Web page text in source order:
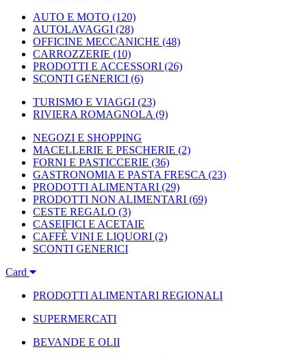
AUTO E MOTO (120)
AUTOLAVAGGI (28)
OFFICINE MECCANICHE (48)
CARROZZERIE (10)
PRODOTTI E ACCESSORI (26)
SCONTI GENERICI (6)
TURISMO E VIAGGI (23)
RIVIERA ROMAGNOLA (9)
NEGOZI E SHOPPING
MACELLERIE E PESCHERIE (2)
FORNI E PASTICCERIE (36)
GASTRONOMIA E PASTA FRESCA (23)
PRODOTTI ALIMENTARI (29)
PRODOTTI NON ALIMENTARI (69)
CESTE REGALO (3)
CASEIFICI E ACETAIE
CAFFÈ VINI E LIQUORI (2)
SCONTI GENERICI
Card
PRODOTTI ALIMENTARI REGIONALI
SUPERMERCATI
BEVANDE E OLII